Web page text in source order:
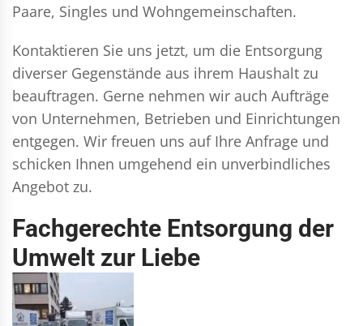
Paare, Singles und Wohngemeinschaften.
Kontaktieren Sie uns jetzt, um die Entsorgung
diverser Gegenstände aus ihrem Haushalt zu
beauftragen. Gerne nehmen wir auch Aufträge
von Unternehmen, Betrieben und Einrichtungen
entgegen. Wir freuen uns auf Ihre Anfrage und
schicken Ihnen umgehend ein unverbindliches
Angebot zu.
Fachgerechte Entsorgung der
Umwelt zur Liebe